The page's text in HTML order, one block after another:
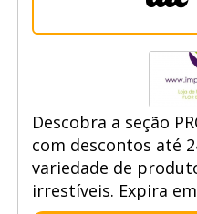
Descobra a seção
com descontos até
variedade de
irrestíveis. Expira